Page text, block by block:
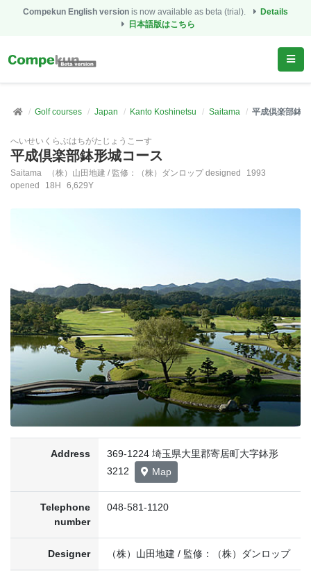
Compekun English version is now available as beta (trial).
Details
日本語版はこちら
Golf courses Japan Kanto Koshinetsu Saitama 平成倶楽部鉢
へいせいくらぶはちがたじょうこーす
平成倶楽部鉢形城コース
Saitama （株）山田地建 / 監修：（株）ダンロップ designed
1993
opened
18H 6,629Y
Address
369-1224 埼玉県大里郡寄居町大字鉢形
3212
Map
Telephone
number
048-581-1120
Designer （株）山田地建 / 監修：（株）ダンロップ